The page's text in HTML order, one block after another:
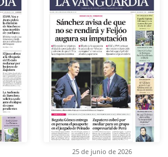
25 de junio de 2026